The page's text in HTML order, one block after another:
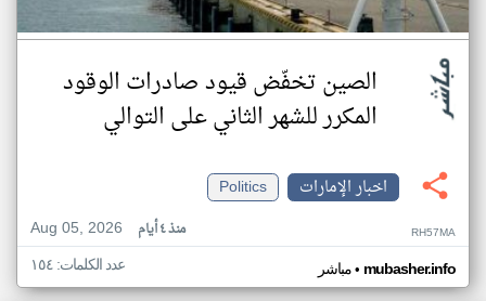
الصين تخفّض قيود صادرات الوقود
المكرر للشهر الثاني على التوالي
اخبار الإمارات
Politics
Aug 05, 2026
منذ ٤ أيام RH57MA
مباشر• mubasher.info عدد الكلمات: ١٥٤